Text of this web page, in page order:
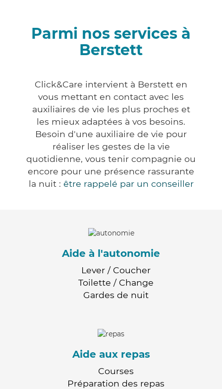
Parmi nos services à
Berstett
Click&Care intervient à Berstett en
vous mettant en contact avec les
auxiliaires de vie les plus proches et
les mieux adaptées à vos besoins.
Besoin d'une auxiliaire de vie pour
réaliser les gestes de la vie
quotidienne, vous tenir compagnie ou
encore pour une présence rassurante
la nuit : être rappelé par un conseiller
Aide à l'autonomie
Lever / Coucher
Toilette / Change
Gardes de nuit
Aide aux repas
Courses
Préparation des repas